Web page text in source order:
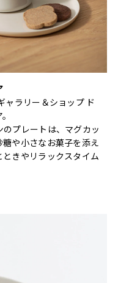
ャラリー＆ショップ ド
プレートは、マグカッ
や小さなお菓子を添え
きやリラックスタイム